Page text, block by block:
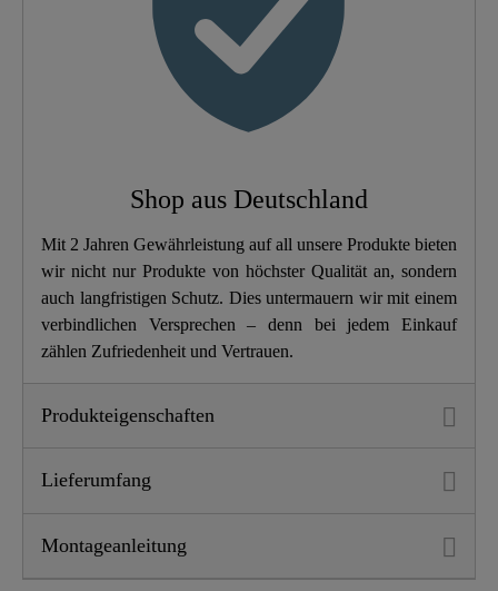
Schnellbefestigung Nein
2,8 Kg
Höhe 5,5 Cm
Länge 43,0 Cm
Shop aus Deutschland
Mit 2 Jahren Gewährleistung auf all unsere Produkte bieten
wir nicht nur Produkte von höchster Qualität an, sondern
auch langfristigen Schutz. Dies untermauern wir mit einem
verbindlichen Versprechen – denn bei jedem Einkauf
zählen Zufriedenheit und Vertrauen.
Produkteigenschaften
Lieferumfang
Montageanleitung